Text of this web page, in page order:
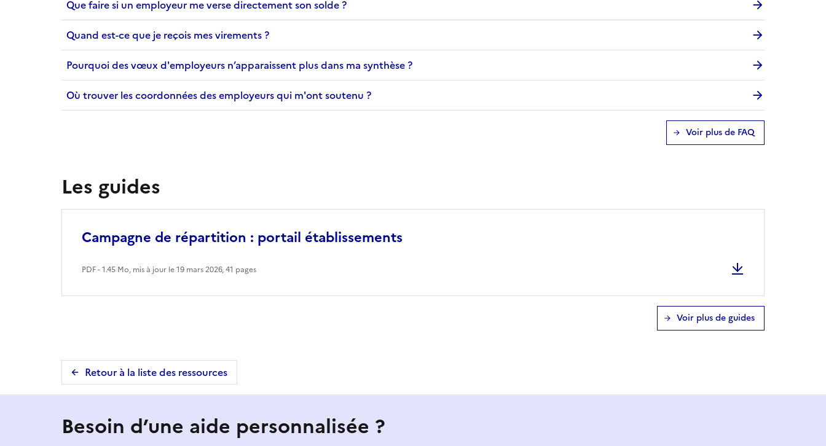
Que faire si un employeur me verse directement son solde ?
Quand est-ce que je reçois mes virements ?
Pourquoi des vœux d'employeurs n’apparaissent plus dans ma synthèse ?
Où trouver les coordonnées des employeurs qui m'ont soutenu ?
Voir plus de FAQ
Les guides
Campagne de répartition : portail établissements
PDF - 1.45 Mo, mis à jour le 19 mars 2026, 41 pages
Voir plus de guides
Retour à la liste des ressources
Besoin d’une aide personnalisée ?